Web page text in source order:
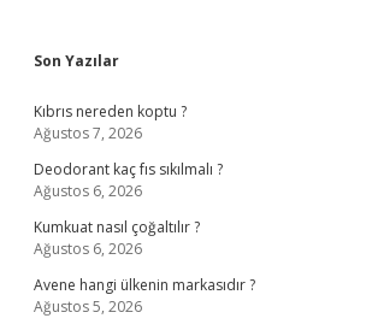
Sidebar
Son Yazılar
Kıbrıs nereden koptu ?
Ağustos 7, 2026
Deodorant kaç fıs sıkılmalı ?
Ağustos 6, 2026
Kumkuat nasıl çoğaltılır ?
Ağustos 6, 2026
Avene hangi ülkenin markasıdır ?
Ağustos 5, 2026